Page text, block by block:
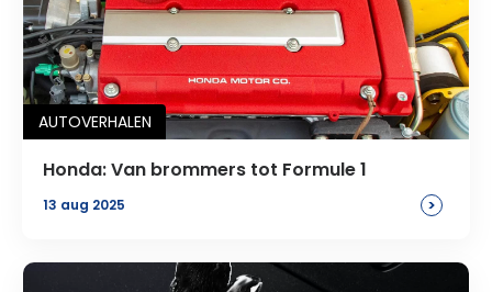
AUTOVERHALEN
Honda: Van brommers tot Formule 1
13 aug 2025 >